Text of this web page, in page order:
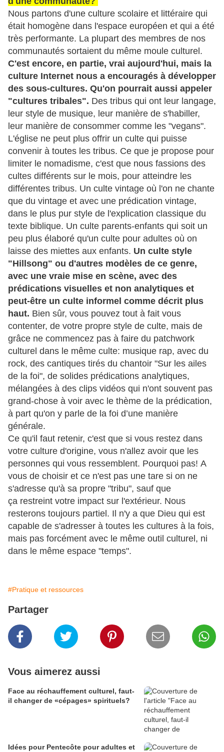
Nous partons d'une culture scolaire et littéraire qui
était homogène dans l'espace européen et qui a été
très performante. La plupart des membres de nos
communautés sortaient du même moule culturel.
C'est encore, en partie, vrai aujourd'hui, mais la
culture Internet nous a encouragés à développer
des sous-cultures. Qu'on pourrait aussi appeler
"cultures tribales". Des tribus qui ont leur langage,
leur style de musique, leur manière de s'habiller,
leur manière de consommer comme les "vegans".
L'église ne peut plus offrir un culte qui puisse
convenir à toutes les tribus. Ce que je propose pour
limiter le nomadisme, c'est que nous fassions des
cultes différents sur le mois, pour atteindre les
différentes tribus. Un culte vintage où l'on ne chante
que du vintage et avec une prédication vintage,
dans le plus pur style de l'explication classique du
texte biblique. Un culte parents-enfants qui soit un
peu plus élaboré qu'un culte pour adultes où on
laisse des miettes aux enfants. Un culte style
"Hillsong" ou d'autres modèles de ce genre,
avec une vraie mise en scène, avec des
prédications visuelles et non analytiques et
peut-être un culte informel comme décrit plus
haut. Bien sûr, vous pouvez tout à fait vous
contenter, de votre propre style de culte, mais de
grâce ne commencez pas à faire du patchwork
culturel dans le même culte: musique rap, avec du
rock, des cantiques tirés du chantoir "Sur les ailes
de la foi", de solides prédications analytiques,
mélangées à des clips vidéos qui n'ont souvent pas
grand-chose à voir avec le thème de la prédication,
à part qu'on y parle de la foi d’une manière
générale.
Ce qu'il faut retenir, c'est que si vous restez dans
votre culture d'origine, vous n'allez avoir que les
personnes qui vous ressemblent. Pourquoi pas! A
vous de choisir et ce n'est pas une tare si on ne
s'adresse qu'à sa propre "tribu", sauf que
ça restreint votre impact sur l'extérieur. Nous
resterons toujours partiel. Il n'y a que Dieu qui est
capable de s'adresser à toutes les cultures à la fois,
mais pas forcément avec le même outil culturel, ni
dans le même espace "temps".
#Pratique et ressources
Partager
Vous aimerez aussi
Face au réchauffement culturel, faut-
il changer de «cépages» spirituels?
Idées pour Pentecôte pour adultes et